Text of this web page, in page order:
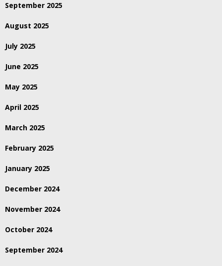
September 2025
August 2025
July 2025
June 2025
May 2025
April 2025
March 2025
February 2025
January 2025
December 2024
November 2024
October 2024
September 2024